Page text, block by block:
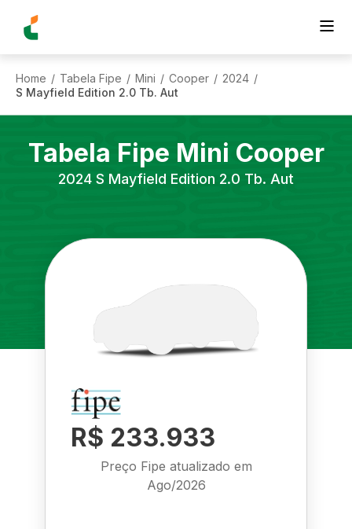
Home / Tabela Fipe / Mini / Cooper / 2024 /
S Mayfield Edition 2.0 Tb. Aut
Tabela Fipe Mini Cooper
2024 S Mayfield Edition 2.0 Tb. Aut
R$ 233.933
Preço Fipe atualizado em
Ago/2026